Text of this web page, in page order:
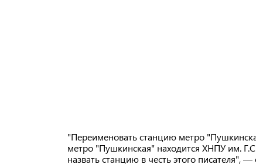
"Переименовать станцию метро
метро "Пушкинская" находится ХНПУ им.
назвать станцию в честь этого писателя",